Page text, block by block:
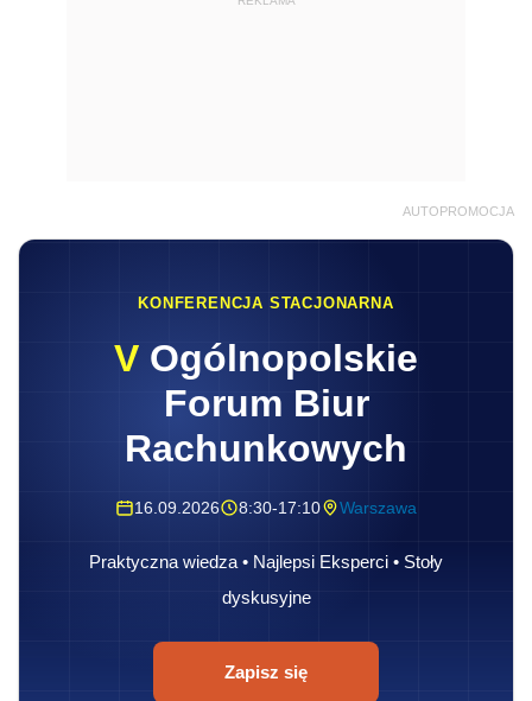
AUTOPROMOCJA
KONFERENCJA STACJONARNA
V Ogólnopolskie
Forum Biur
Rachunkowych
16.09.2026 8:30-17:10 Warszawa
Praktyczna wiedza • Najlepsi Eksperci • Stoły
dyskusyjne
Zapisz się